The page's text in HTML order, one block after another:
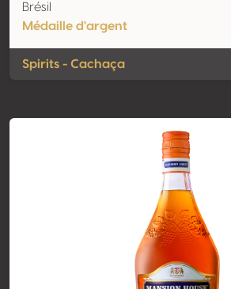
Brésil
Médaille d'argent
Spirits - Cachaça